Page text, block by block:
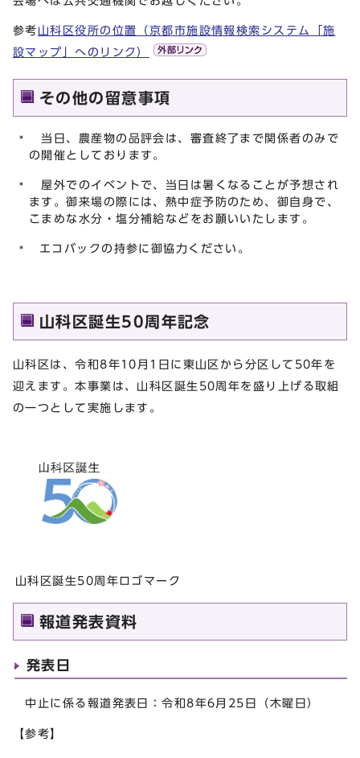
参考 山科区役所の位置（京都市施設情報検索システム「施
設マップ」へのリンク）
その他の留意事項
当日、農産物の品評会は、審査終了まで関係者のみで
の開催としております。
屋外でのイベントで、当日は暑くなることが予想され
ます。御来場の際には、熱中症予防のため、御自身で、
こまめな水分・塩分補給などをお願いいたします。
エコバックの持参に御協力ください。
山科区誕生50周年記念
山科区は、令和8年10月1日に東山区から分区して50年を
迎えます。本事業は、山科区誕生50周年を盛り上げる取組
の一つとして実施します。
山科区誕生50周年ロゴマーク
報道発表資料
発表日
中止に係る報道発表日：令和8年6月25日（木曜日）
【参考】